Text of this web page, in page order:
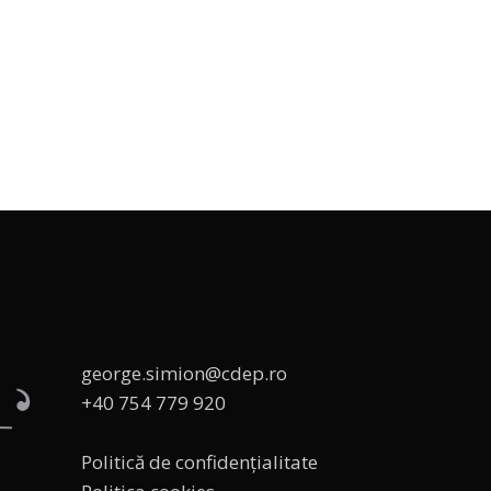
george.simion@cdep.ro
+40 754 779 920
Politică de confidențialitate